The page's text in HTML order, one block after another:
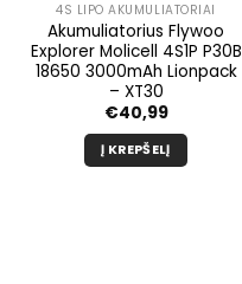
4S LIPO AKUMULIATORIAI
Akumuliatorius Flywoo
Explorer Molicell 4S1P P30B
18650 3000mAh Lionpack
– XT30
€40,99
Į KREPŠELĮ